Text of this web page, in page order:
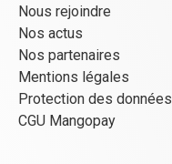
Nous rejoindre
Nos actus
Nos partenaires
Mentions légales
Protection des données
CGU Mangopay